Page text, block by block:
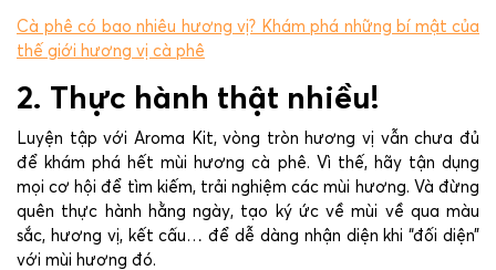
Cà phê có bao nhiêu hương vị? Khám phá những bí mật của
thế giới hương vị cà phê
2. Thực hành thật nhiều!
Luyện tập với Aroma Kit, vòng tròn hương vị vẫn chưa đủ
để khám phá hết mùi hương cà phê. Vì thế, hãy tận dụng
mọi cơ hội để tìm kiếm, trải nghiệm các mùi hương. Và đừng
quên thực hành hằng ngày, tạo ký ức về mùi về qua màu
sắc, hương vị, kết cấu… để dễ dàng nhận diện khi “đối diện”
với mùi hương đó.